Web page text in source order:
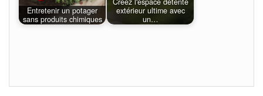
Entretenir un potager
sans produits chimiques
extérieur ultime avec
un…